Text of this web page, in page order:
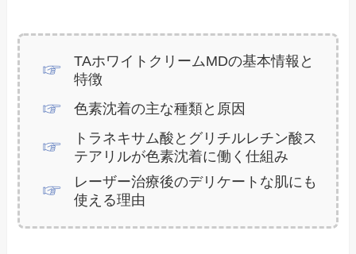
TAホワイトクリームMDの基本情報と
特徴
色素沈着の主な種類と原因
トラネキサム酸とグリチルレチン酸ス
テアリルが色素沈着に働く仕組み
レーザー治療後のデリケートな肌にも
使える理由